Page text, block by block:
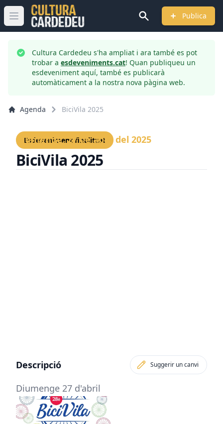
Obrir menú principal Publica
Cultura Cardedeu s'ha ampliat i ara també es pot
trobar a esdeveniments.cat! Quan publiqueu un
esdeveniment aquí, també es publicarà
automàticament a la nostra nova pàgina web.
Agenda BiciVila 2025
Esdeveniment finalitzat
Diumenge, 27 de abril del 2025
BiciVila 2025
Descripció Suggerir un canvi
Diumenge 27 d'abril